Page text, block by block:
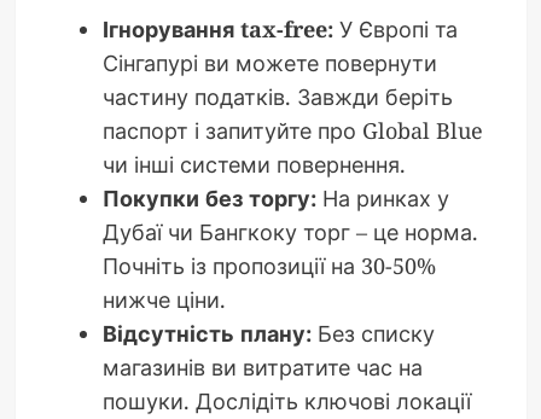
Ігнорування tax-free:У Європі та
Сінгапурі ви можете повернути
частину податків. Завжди беріть
паспорт і запитуйте про Global Blue
чи інші системи повернення.
Покупки без торгу:На ринках у
Дубаї чи Бангкоку торг – це норма.
Почніть із пропозиції на 30-50%
нижче ціни.
Відсутність плану:Без списку
магазинів ви витратите час на
пошуки. Дослідіть ключові локації